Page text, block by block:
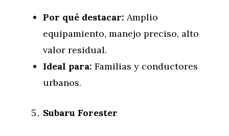
Por qué destacar: Amplio
equipamiento, manejo preciso, alto
valor residual.
Ideal para: Familias y conductores
urbanos.
Subaru Forester